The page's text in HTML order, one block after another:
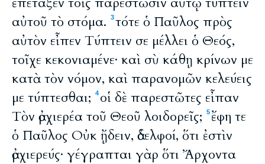
αὐτοῦ τὸ στόμα.
3τότε ὁ Παῦλος πρὸς
αὐτὸν εἶπεν Τύπτειν σε μέλλει ὁ Θεός,
τοῖχε κεκονιαμένε· καὶ σὺ κάθῃ κρίνων με
κατὰ τὸν νόμον, καὶ παρανομῶν κελεύεις
με τύπτεσθαι;
4 οἱ δὲ παρεστῶτες εἶπαν
Τὸν ἀρχιερέα τοῦ Θεοῦ λοιδορεῖς;
5 ἔφη τε
ὁ Παῦλος Οὐκ ᾔδειν, ἀδελφοί, ὅτι ἐστὶν
ἀρχιερεύς· γέγραπται γὰρ ὅτι Ἄρχοντα